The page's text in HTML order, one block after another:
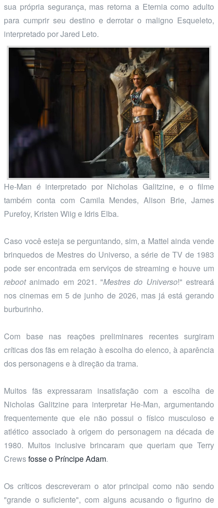
sua própria segurança, mas retorna a Eternia como adulto
para cumprir seu destino e derrotar o maligno Esqueleto,
interpretado por Jared Leto.
He-Man é interpretado por Nicholas Galitzine, e o filme
também conta com Camila Mendes, Alison Brie, James
Purefoy, Kristen Wiig e Idris Elba.
Caso você esteja se perguntando, sim, a Mattel ainda vende
brinquedos de Mestres do Universo, a série de TV de 1983
pode ser encontrada em serviços de streaming e houve um
rebootanimado em 2021. "Mestres do Universo!" estreará
nos cinemas em 5 de junho de 2026, mas já está gerando
burburinho.
Com base nas reações preliminares recentes surgiram
críticas dos fãs em relação à escolha do elenco, à aparência
dos personagens e à direção da trama.
Muitos fãs expressaram insatisfação com a escolha de
Nicholas Galitzine para interpretar He-Man, argumentando
frequentemente que ele não possui o físico musculoso e
atlético associado à origem do personagem na década de
1980. Muitos inclusive brincaram que queriam que Terry
Crewsfosse o Príncipe Adam.
Os críticos descreveram o ator principal como não sendo
"grande o suficiente", com alguns acusando o figurino de